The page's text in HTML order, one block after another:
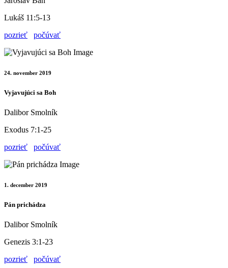
Lukáš 11:5-13
pozrieť
počúvať
24. november 2019
Vyjavujúci sa Boh
Dalibor Smolník
Exodus 7:1-25
pozrieť
počúvať
1. december 2019
Pán prichádza
Dalibor Smolník
Genezis 3:1-23
pozrieť
počúvať